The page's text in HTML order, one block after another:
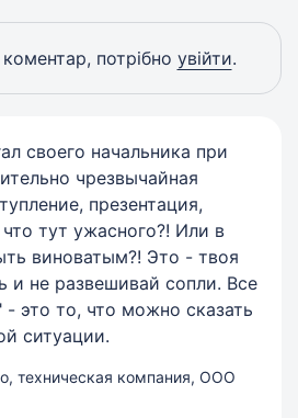
потрібно увійти.
своего начальника при
чрезвычайная
презентация,
тут ужасного?! Или в
виноватым?! Это - твоя
и не развешивай сопли. Все
- это то, что можно сказать
ситуации.
техническая компания, ООО